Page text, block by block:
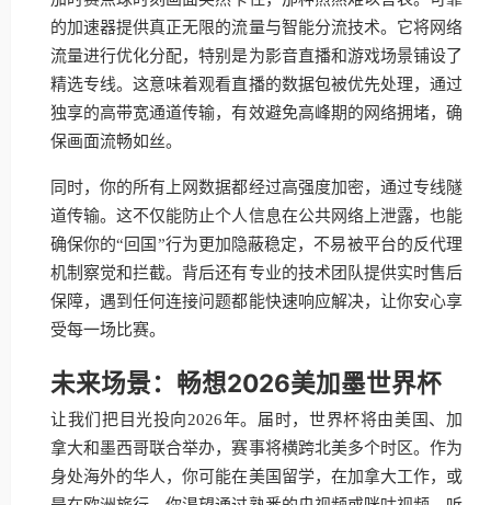
的加速器提供真正无限的流量与智能分流技术。它将网络
流量进行优化分配，特别是为影音直播和游戏场景铺设了
精选专线。这意味着观看直播的数据包被优先处理，通过
独享的高带宽通道传输，有效避免高峰期的网络拥堵，确
保画面流畅如丝。
同时，你的所有上网数据都经过高强度加密，通过专线隧
道传输。这不仅能防止个人信息在公共网络上泄露，也能
确保你的“回国”行为更加隐蔽稳定，不易被平台的反代理
机制察觉和拦截。背后还有专业的技术团队提供实时售后
保障，遇到任何连接问题都能快速响应解决，让你安心享
受每一场比赛。
未来场景：畅想2026美加墨世界杯
让我们把目光投向2026年。届时，世界杯将由美国、加
拿大和墨西哥联合举办，赛事将横跨北美多个时区。作为
身处海外的华人，你可能在美国留学，在加拿大工作，或